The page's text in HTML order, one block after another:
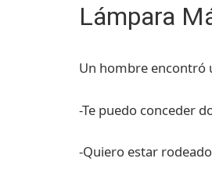
Lámpara
Un hombre encontró
-Te puedo conceder
-Quiero estar